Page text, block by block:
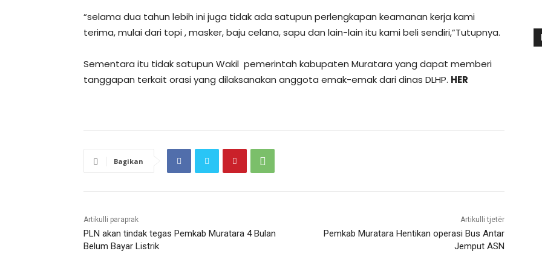
“selama dua tahun lebih ini juga tidak ada satupun perlengkapan keamanan kerja kami
terima, mulai dari topi , masker, baju celana, sapu dan lain-lain itu kami beli sendiri,”Tutupnya.
Sementara itu tidak satupun Wakil pemerintah kabupaten Muratara yang dapat memberi
tanggapan terkait orasi yang dilaksanakan anggota emak-emak dari dinas DLHP. HER
Bagikan
Artikulli paraprak
PLN akan tindak tegas Pemkab Muratara 4 Bulan
Belum Bayar Listrik
Artikulli tjetër
Pemkab Muratara Hentikan operasi Bus Antar
Jemput ASN